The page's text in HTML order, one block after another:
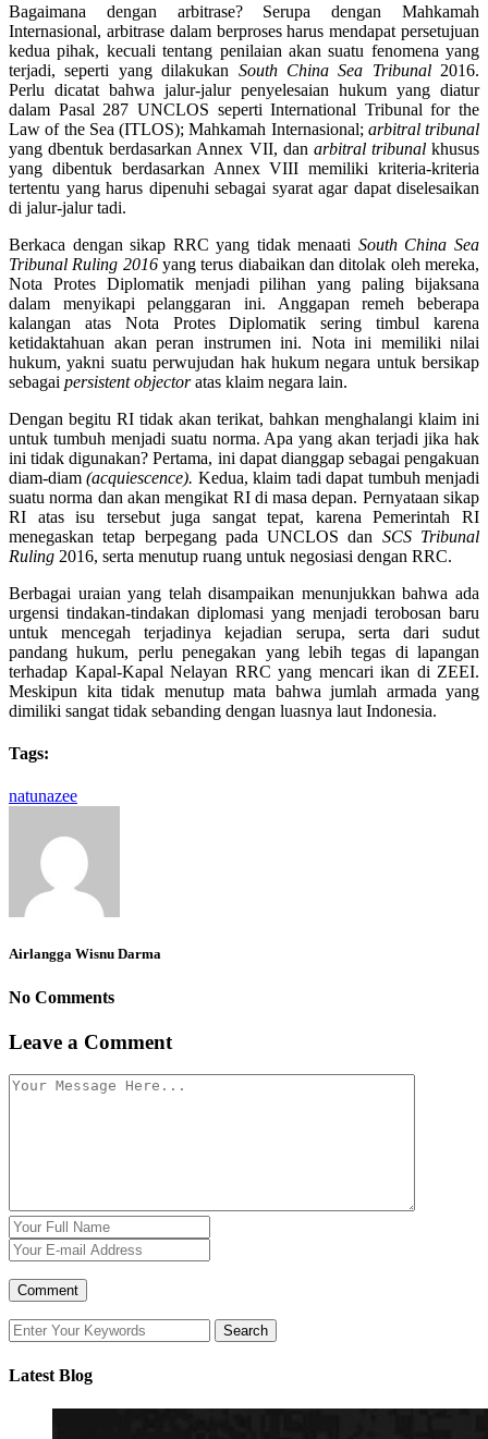
Bagaimana dengan arbitrase? Serupa dengan Mahkamah
Internasional, arbitrase dalam berproses harus mendapat persetujuan
kedua pihak, kecuali tentang penilaian akan suatu fenomena yang
terjadi, seperti yang dilakukan South China Sea Tribunal 2016.
Perlu dicatat bahwa jalur-jalur penyelesaian hukum yang diatur
dalam Pasal 287 UNCLOS seperti International Tribunal for the
Law of the Sea (ITLOS); Mahkamah Internasional; arbitral tribunal
yang dbentuk berdasarkan Annex VII, dan arbitral tribunal khusus
yang dibentuk berdasarkan Annex VIII memiliki kriteria-kriteria
tertentu yang harus dipenuhi sebagai syarat agar dapat diselesaikan
di jalur-jalur tadi.
Berkaca dengan sikap RRC yang tidak menaati South China Sea
Tribunal Ruling 2016yang terus diabaikan dan ditolak oleh mereka,
Nota Protes Diplomatik menjadi pilihan yang paling bijaksana
dalam menyikapi pelanggaran ini. Anggapan remeh beberapa
kalangan atas Nota Protes Diplomatik sering timbul karena
ketidaktahuan akan peran instrumen ini. Nota ini memiliki nilai
hukum, yakni suatu perwujudan hak hukum negara untuk bersikap
sebagai persistent objectoratas klaim negara lain.
Dengan begitu RI tidak akan terikat, bahkan menghalangi klaim ini
untuk tumbuh menjadi suatu norma. Apa yang akan terjadi jika hak
ini tidak digunakan? Pertama, ini dapat dianggap sebagai pengakuan
diam-diam(acquiescence). Kedua, klaim tadi dapat tumbuh menjadi
suatu norma dan akan mengikat RI di masa depan. Pernyataan sikap
RI atas isu tersebut juga sangat tepat, karena Pemerintah RI
menegaskan tetap berpegang pada UNCLOS dan SCS Tribunal
Ruling 2016, serta menutup ruang untuk negosiasi dengan RRC.
Berbagai uraian yang telah disampaikan menunjukkan bahwa ada
urgensi tindakan-tindakan diplomasi yang menjadi terobosan baru
untuk mencegah terjadinya kejadian serupa, serta dari sudut
pandang hukum, perlu penegakan yang lebih tegas di lapangan
terhadap Kapal-Kapal Nelayan RRC yang mencari ikan di ZEEI.
Meskipun kita tidak menutup mata bahwa jumlah armada yang
dimiliki sangat tidak sebanding dengan luasnya laut Indonesia.
Tags:
natunazee
Airlangga Wisnu Darma
No Comments
Leave a Comment
Latest Blog